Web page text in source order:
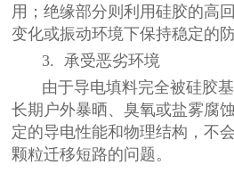
用；绝缘部分则利用硅胶的高
变化或振动环境下保持稳定的
3. 承受恶劣环境
由于导电填料完全被硅胶
长期户外暴晒、臭氧或盐雾腐
定的导电性能和物理结构，不
颗粒迁移短路的问题。